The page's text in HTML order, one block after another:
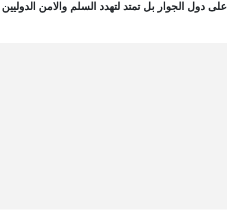
دول الجوار بل تمتد لتهدد السلم والامن الدوليين